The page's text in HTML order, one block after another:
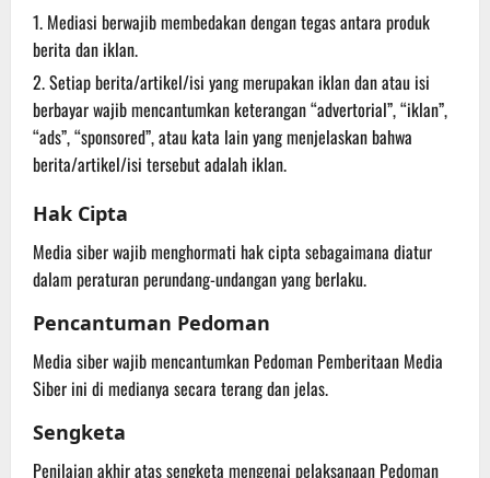
Mediasi berwajib membedakan dengan tegas antara produk
berita dan iklan.
Setiap berita/artikel/isi yang merupakan iklan dan atau isi
berbayar wajib mencantumkan keterangan “advertorial”, “iklan”,
“ads”, “sponsored”, atau kata lain yang menjelaskan bahwa
berita/artikel/isi tersebut adalah iklan.
Hak Cipta
Media siber wajib menghormati hak cipta sebagaimana diatur
dalam peraturan perundang-undangan yang berlaku.
Pencantuman Pedoman
Media siber wajib mencantumkan Pedoman Pemberitaan Media
Siber ini di medianya secara terang dan jelas.
Sengketa
Penilaian akhir atas sengketa mengenai pelaksanaan Pedoman